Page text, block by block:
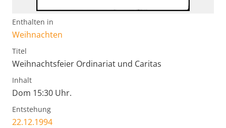
Enthalten in
Weihnachten
Titel
Weihnachtsfeier Ordinariat und Caritas
Inhalt
Dom 15:30 Uhr.
Entstehung
22.12.1994